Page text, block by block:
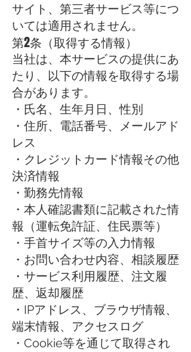
サイト、第三者サービス等につ
いては適用されません。
第2条（取得する情報）
当社は、本サービスの提供にあ
たり、以下の情報を取得する場
合があります。
・氏名、生年月日、性別
・住所、電話番号、メールアド
レス
・クレジットカード情報その他
決済情報
・勤務先情報
・本人確認書類に記載された情
報（運転免許証、住民票等）
・手首サイズ等の入力情報
・お問い合わせ内容、相談履歴
・サービス利用履歴、注文履
歴、返却履歴
・IPアドレス、ブラウザ情報、
端末情報、アクセスログ
・Cookie等を通じて取得され